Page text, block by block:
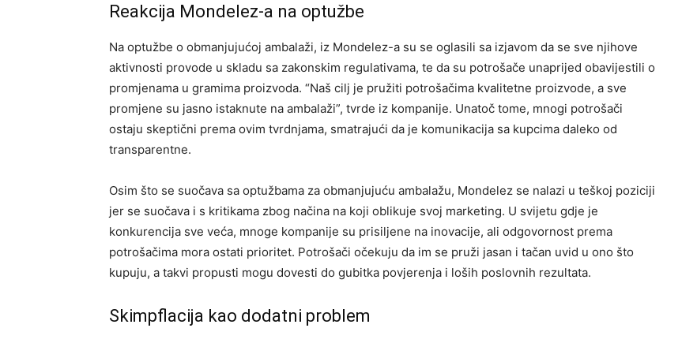
Reakcija Mondelez-a na optužbe
Na optužbe o obmanjujućoj ambalaži, iz Mondelez-a su se oglasili sa izjavom da se sve njihove
aktivnosti provode u skladu sa zakonskim regulativama, te da su potrošače unaprijed obavijestili o
promjenama u gramima proizvoda. “Naš cilj je pružiti potrošačima kvalitetne proizvode, a sve
promjene su jasno istaknute na ambalaži”, tvrde iz kompanije. Unatoč tome, mnogi potrošači
ostaju skeptični prema ovim tvrdnjama, smatrajući da je komunikacija sa kupcima daleko od
transparentne.
Osim što se suočava sa optužbama za obmanjujuću ambalažu, Mondelez se nalazi u teškoj poziciji
jer se suočava i s kritikama zbog načina na koji oblikuje svoj marketing. U svijetu gdje je
konkurencija sve veća, mnoge kompanije su prisiljene na inovacije, ali odgovornost prema
potrošačima mora ostati prioritet. Potrošači očekuju da im se pruži jasan i tačan uvid u ono što
kupuju, a takvi propusti mogu dovesti do gubitka povjerenja i loših poslovnih rezultata.
Skimpflacija kao dodatni problem